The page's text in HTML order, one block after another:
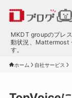
MKDT groupのプレ
動状況、Mattermost
す。
ホーム 自社サービス